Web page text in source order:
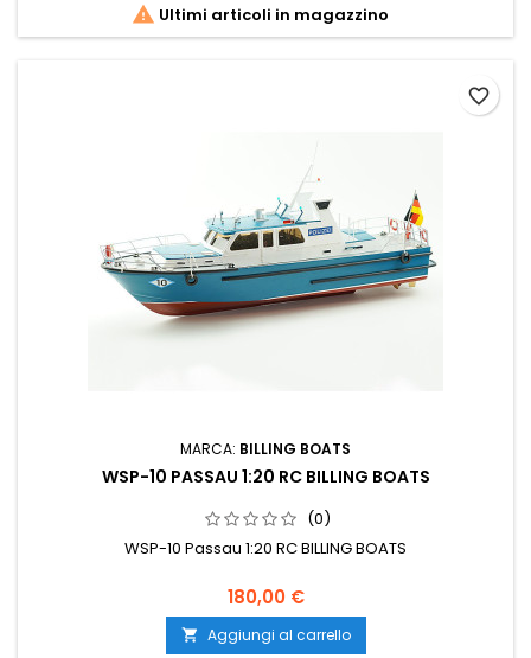
 Ultimi articoli in magazzino
MARCA: BILLING BOATS
WSP-10 PASSAU 1:20 RC BILLING BOATS
(0)
WSP-10 Passau 1:20 RC BILLING BOATS
180,00 €
 Aggiungi al carrello
favorite_border